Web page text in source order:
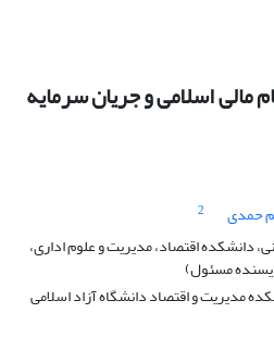
مالی اسلامی و جریان سرمایه
حمدی
2
دانشکده اقتصاد، مدیریت و علوم اداری،
مسئول)
مدیریت و اقتصاد دانشگاه آزاد اسلامی